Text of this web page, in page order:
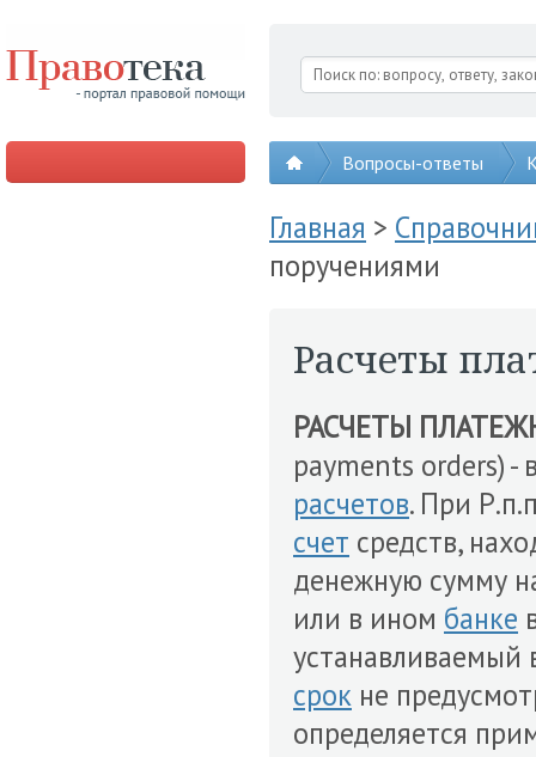
Вопросы-ответы
Главная >
поручениями
Расчеты
РАСЧЕТЫ
payments orders) -
расчетов. При
счет средств,
денежную сумму
или в ином банке
устанавливаемый
срок не
определяется